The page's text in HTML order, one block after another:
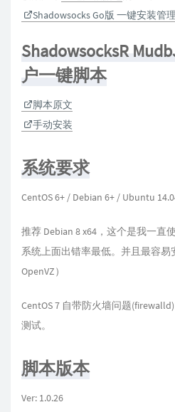
Shadowsocks Go版 一键安装管
ShadowsocksR
户一键脚本
脚本原文
手动安装
系统要求
CentOS 6+ / Debian 6+ / Ubuntu
推荐 Debian 8 x64，这个是我一直
系统上面出错率最低。并且最容
OpenVZ）
CentOS 7 自带防火墙问题
测试。
脚本版本
Ver: 1.0.26